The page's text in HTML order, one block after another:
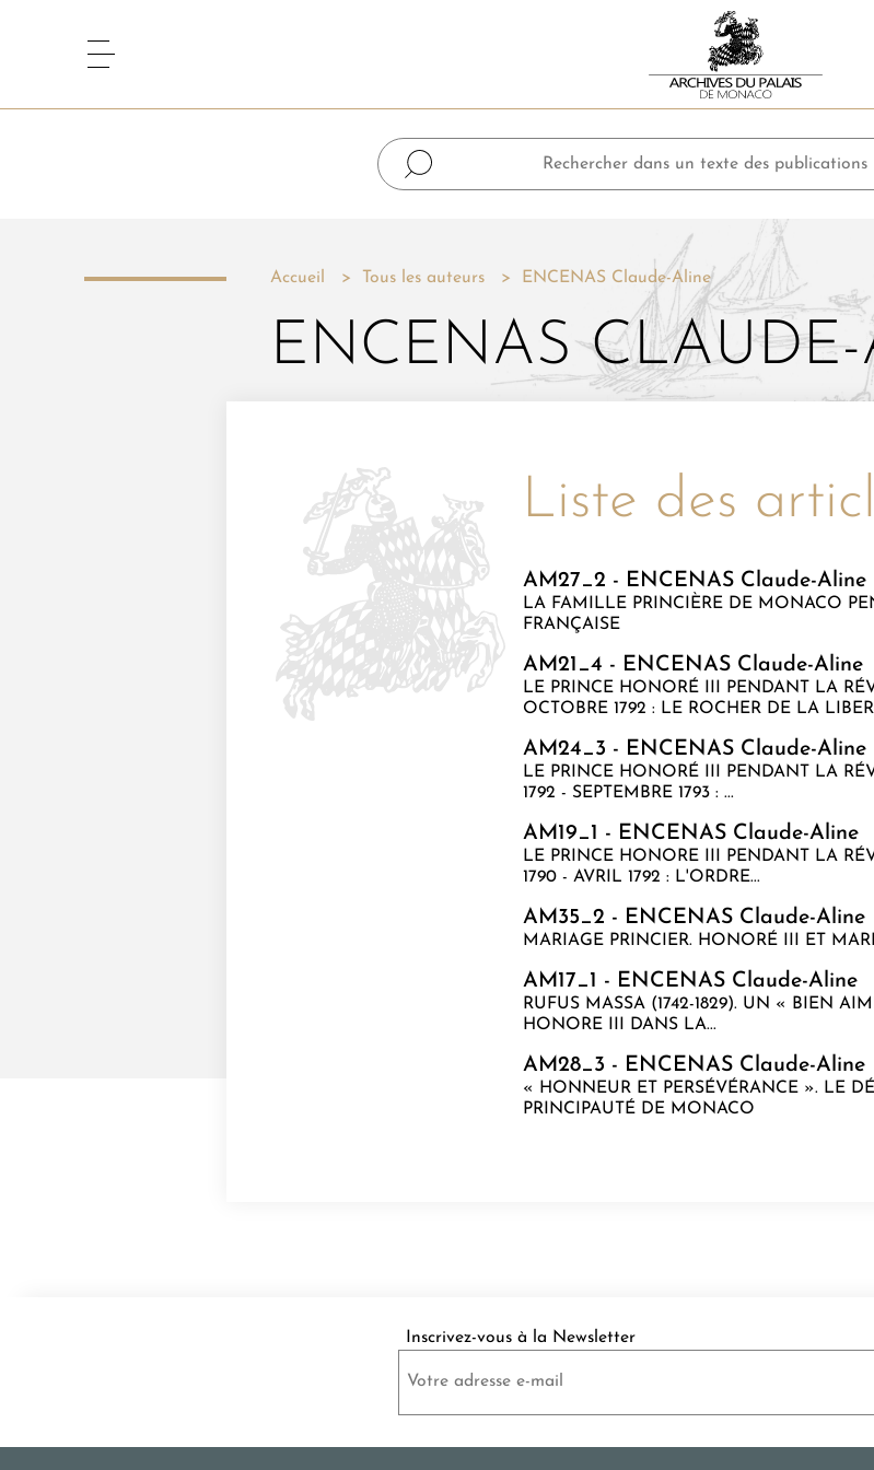
Accueil Tous les auteurs ENCENAS Claude-Aline
ENCENAS
Liste des
AM27_2 - ENCENAS Claude-Aline
LA FAMILLE PRINCIÈRE DE MONACO
FRANÇAISE
AM21_4 - ENCENAS Claude-Aline
LE PRINCE HONORÉ III PENDANT LA
OCTOBRE 1792 : LE ROCHER DE LA
AM24_3 - ENCENAS Claude-Aline
LE PRINCE HONORÉ III PENDANT LA
1792 - SEPTEMBRE 1793 : ...
AM19_1 - ENCENAS Claude-Aline
LE PRINCE HONORE III PENDANT LA
1790 - AVRIL 1792 : L'ORDRE...
AM35_2 - ENCENAS Claude-Aline
MARIAGE PRINCIER. HONORÉ III ET
AM17_1 - ENCENAS Claude-Aline
RUFUS MASSA (1742-1829). UN « BIEN
HONORE III DANS LA...
AM28_3 - ENCENAS Claude-Aline
« HONNEUR ET PERSÉVÉRANCE ». LE
PRINCIPAUTÉ DE MONACO
Inscrivez-vous à la Newsletter